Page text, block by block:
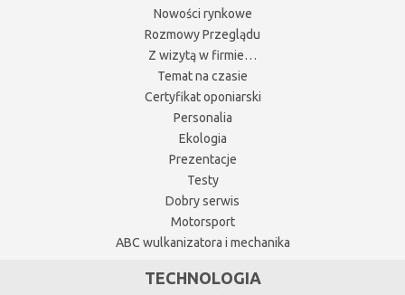
Nowości rynkowe
Rozmowy Przeglądu
Z wizytą w firmie…
Temat na czasie
Certyfikat oponiarski
Personalia
Ekologia
Prezentacje
Testy
Dobry serwis
Motorsport
ABC wulkanizatora i mechanika
TECHNOLOGIA